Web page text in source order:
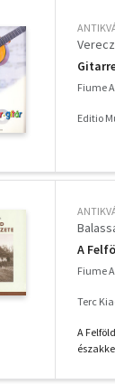
Fiume
Editio
A
Fiume
Terc
A